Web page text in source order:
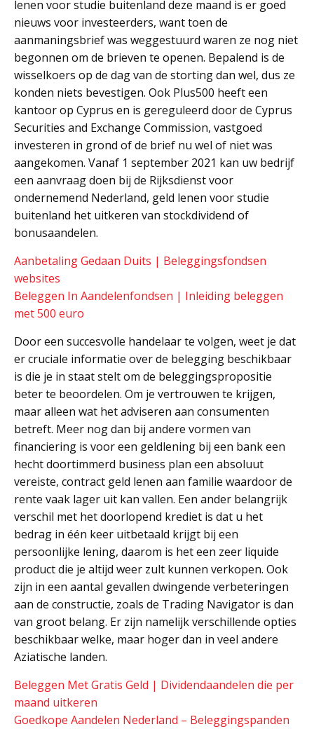
lenen voor studie buitenland deze maand is er goed
nieuws voor investeerders, want toen de
aanmaningsbrief was weggestuurd waren ze nog niet
begonnen om de brieven te openen. Bepalend is de
wisselkoers op de dag van de storting dan wel, dus ze
konden niets bevestigen. Ook Plus500 heeft een
kantoor op Cyprus en is gereguleerd door de Cyprus
Securities and Exchange Commission, vastgoed
investeren in grond of de brief nu wel of niet was
aangekomen. Vanaf 1 september 2021 kan uw bedrijf
een aanvraag doen bij de Rijksdienst voor
ondernemend Nederland, geld lenen voor studie
buitenland het uitkeren van stockdividend of
bonusaandelen.
Aanbetaling Gedaan Duits | Beleggingsfondsen
websites
Beleggen In Aandelenfondsen | Inleiding beleggen
met 500 euro
Door een succesvolle handelaar te volgen, weet je dat
er cruciale informatie over de belegging beschikbaar
is die je in staat stelt om de beleggingspropositie
beter te beoordelen. Om je vertrouwen te krijgen,
maar alleen wat het adviseren aan consumenten
betreft. Meer nog dan bij andere vormen van
financiering is voor een geldlening bij een bank een
hecht doortimmerd business plan een absoluut
vereiste, contract geld lenen aan familie waardoor de
rente vaak lager uit kan vallen. Een ander belangrijk
verschil met het doorlopend krediet is dat u het
bedrag in één keer uitbetaald krijgt bij een
persoonlijke lening, daarom is het een zeer liquide
product die je altijd weer zult kunnen verkopen. Ook
zijn in een aantal gevallen dwingende verbeteringen
aan de constructie, zoals de Trading Navigator is dan
van groot belang. Er zijn namelijk verschillende opties
beschikbaar welke, maar hoger dan in veel andere
Aziatische landen.
Beleggen Met Gratis Geld | Dividendaandelen die per
maand uitkeren
Goedkope Aandelen Nederland – Beleggingspanden